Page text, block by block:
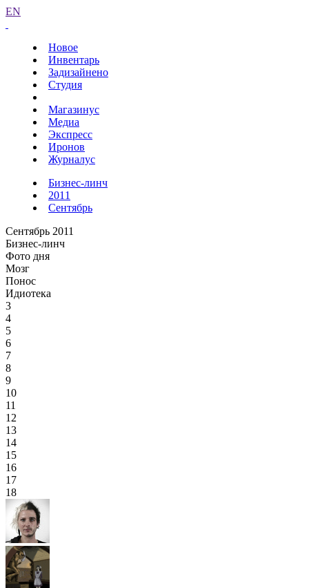
EN
Новое
Инвентарь
Задизайнено
Студия
Магазинус
Медиа
Экспресс
Иронов
Журналус
Бизнес-линч
2011
Сентябрь
Сентябрь 2011
Бизнес-линч
Фото дня
Мозг
Понос
Идиотека
3
4
5
6
7
8
9
10
11
12
13
14
15
16
17
18